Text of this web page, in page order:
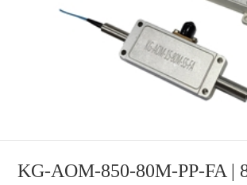
KG-AOM-850-80M-PP-FA |